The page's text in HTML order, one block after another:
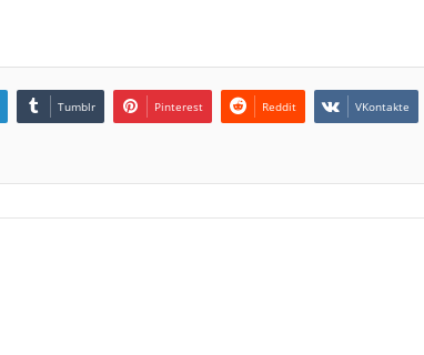
Tumblr Pinterest Reddit VKontakte